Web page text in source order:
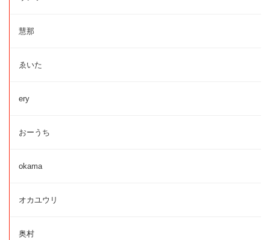
慧那
ゑいた
ery
おーうち
okama
オカユウリ
奥村